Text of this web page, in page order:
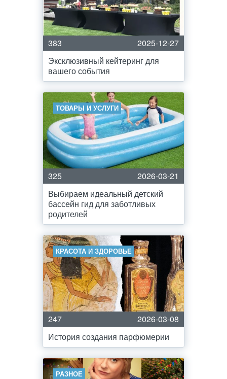
383
2025-12-27
Эксклюзивный кейтеринг для
вашего события
ТОВАРЫ И УСЛУГИ
325
2026-03-21
Выбираем идеальный детский
бассейн гид для заботливых
родителей
КРАСОТА И ЗДОРОВЬЕ
247
2026-03-08
История создания парфюмерии
РАЗНОЕ